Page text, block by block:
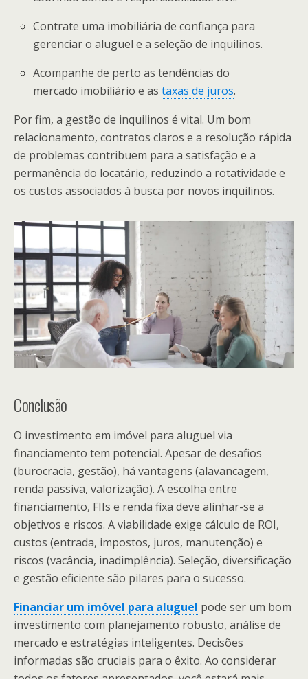
Contrate uma imobiliária de confiança para
gerenciar o aluguel e a seleção de inquilinos.
Acompanhe de perto as tendências do
mercado imobiliário e astaxas de juros.
Por fim, a gestão de inquilinos é vital. Um bom
relacionamento, contratos claros e a resolução rápida
de problemas contribuem para a satisfação e a
permanência do locatário, reduzindo a rotatividade e
os custos associados à busca por novos inquilinos.
Conclusão
O investimento em imóvel para aluguel via
financiamento tem potencial. Apesar de desafios
(burocracia, gestão), há vantagens (alavancagem,
renda passiva, valorização). A escolha entre
financiamento, FIIs e renda fixa deve alinhar-se a
objetivos e riscos. A viabilidade exige cálculo de ROI,
custos (entrada, impostos, juros, manutenção) e
riscos (vacância, inadimplência). Seleção, diversificação
e gestão eficiente são pilares para o sucesso.
Financiar um imóvel para aluguel pode ser um bom
investimento com planejamento robusto, análise de
mercado e estratégias inteligentes. Decisões
informadas são cruciais para o êxito. Ao considerar